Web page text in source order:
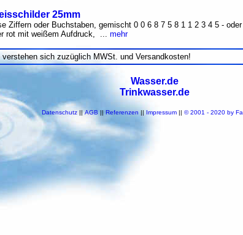
25mm
Ziffern oder Buchstaben, gemischt 0 0 6 8 7 5 8 1 1 2 3 4 5 -
rot mit weißem Aufdruck, ... mehr
sich zuzüglich MWSt. und Versandkosten!
Wasser.de
Trinkwasser.de
Datenschutz||AGB || Referenzen || Impressum|| © 2001 - 2020 by